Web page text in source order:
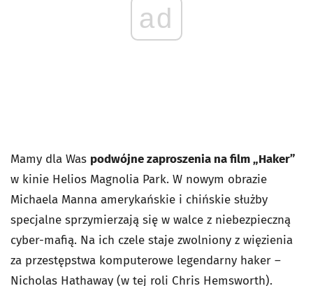
ad
Mamy dla Was podwójne zaproszenia na film „Haker”
w kinie Helios Magnolia Park. W nowym obrazie
Michaela Manna amerykańskie i chińskie służby
specjalne sprzymierzają się w walce z niebezpieczną
cyber-mafią. Na ich czele staje zwolniony z więzienia
za przestępstwa komputerowe legendarny haker –
Nicholas Hathaway (w tej roli Chris Hemsworth).